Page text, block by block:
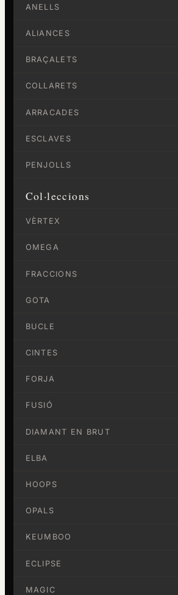
ANELLS
ALIANCES
BRAÇALETS
COLLARETS
ARRACADES
ESCLAVES
PENJOLLS
Col·leccions
VÈRTEX
OMEGA
FRACCIONS
GOTA
BUCLE
CINTES
FORJA
FUSIÓ
DIAMANT EN BRUT
ELBA
HOOPS
OPALS
KEUMBOO
ECLIPSE
MAGIC